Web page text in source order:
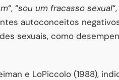
“, “sou um fracasso sexual
autoconceitos
sexuais, como
e LoPiccolo (1988),